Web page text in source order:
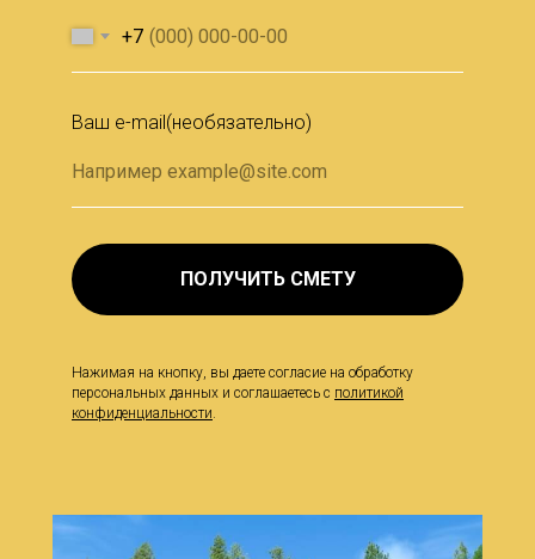
+7
Ваш e-mail(необязательно)
ПОЛУЧИТЬ СМЕТУ
Нажимая на кнопку, вы даете согласие на обработку
персональных данных и соглашаетесь c политикой
конфиденциальности